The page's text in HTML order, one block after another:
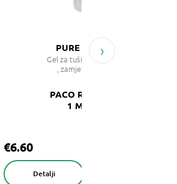
PURE No. 146
Gel za tuširanje 200 ml
, zamjenjuje se s:
PACO RABANNE
1 Million
€6.60
Detalji
›